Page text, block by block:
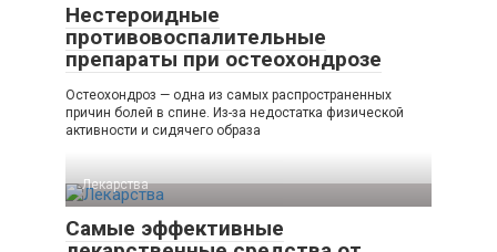
Нестероидные
противовоспалительные
препараты при остеохондрозе
Остеохондроз — одна из самых распространенных
причин болей в спине. Из-за недостатка физической
активности и сидячего образа
Лекарства
Самые эффективные